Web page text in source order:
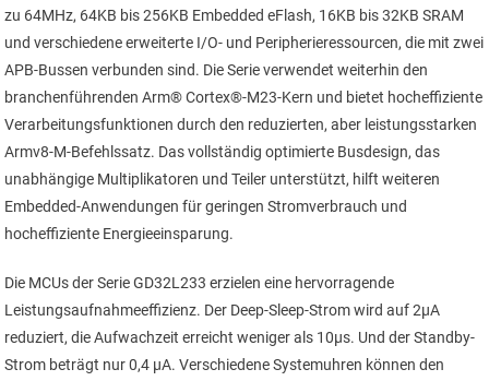
zu 64MHz, 64KB bis 256KB Embedded eFlash, 16KB bis 32KB SRAM
und verschiedene erweiterte I/O- und Peripherieressourcen, die mit zwei
APB-Bussen verbunden sind. Die Serie verwendet weiterhin den
branchenführenden Arm® Cortex®-M23-Kern und bietet hocheffiziente
Verarbeitungsfunktionen durch den reduzierten, aber leistungsstarken
Armv8-M-Befehlssatz. Das vollständig optimierte Busdesign, das
unabhängige Multiplikatoren und Teiler unterstützt, hilft weiteren
Embedded-Anwendungen für geringen Stromverbrauch und
hocheffiziente Energieeinsparung.
Die MCUs der Serie GD32L233 erzielen eine hervorragende
Leistungsaufnahmeeffizienz. Der Deep-Sleep-Strom wird auf 2µA
reduziert, die Aufwachzeit erreicht weniger als 10µs. Und der Standby-
Strom beträgt nur 0,4 µA. Verschiedene Systemuhren können den